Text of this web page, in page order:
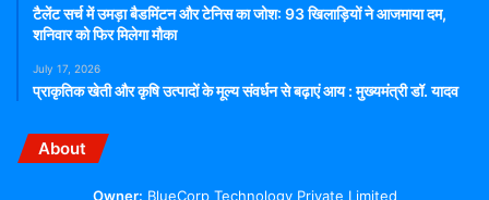
टैलेंट सर्च में उमड़ा बैडमिंटन और टेनिस का जोश: 93 खिलाड़ियों ने आजमाया दम,
शनिवार को फिर मिलेगा मौका
July 17, 2026
प्राकृतिक खेती और कृषि उत्पादों के मूल्य संवर्धन से बढ़ाएं आय : मुख्यमंत्री डॉ. यादव
About
Owner: BlueCorp Technology Private Limited